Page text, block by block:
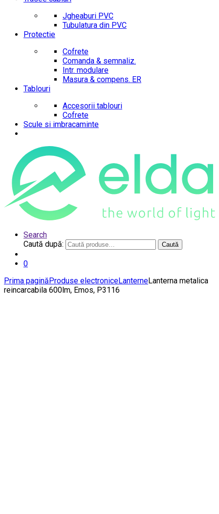
Jgheaburi PVC
Tubulatura din PVC
Protectie
Cofrete
Comanda & semnaliz.
Intr. modulare
Masura & compens. ER
Tablouri
Accesorii tablouri
Cofrete
Scule si imbracaminte
Search
Caută după:
Caută
0
Prima paginăProduse electroniceLanterneLanterna metalica
reincarcabila 600lm, Emos, P3116